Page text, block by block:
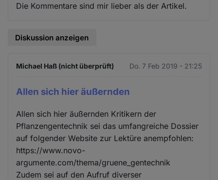
Die Kommentare sind mir lieber als der Artikel.
Diskussion anzeigen
Michael Haß (nicht überprüft) Do. 7 Feb 2019 - 21:25
Allen sich hier äußernden
Allen sich hier äußernden Kritikern der
Pflanzengentechnik sei das umfangreiche Dossier
auf folgender Website zur Lektüre anempfohlen:
https://www.novo-
argumente.com/thema/gruene_gentechnik
Zudem sei auf den Aufruf diverser